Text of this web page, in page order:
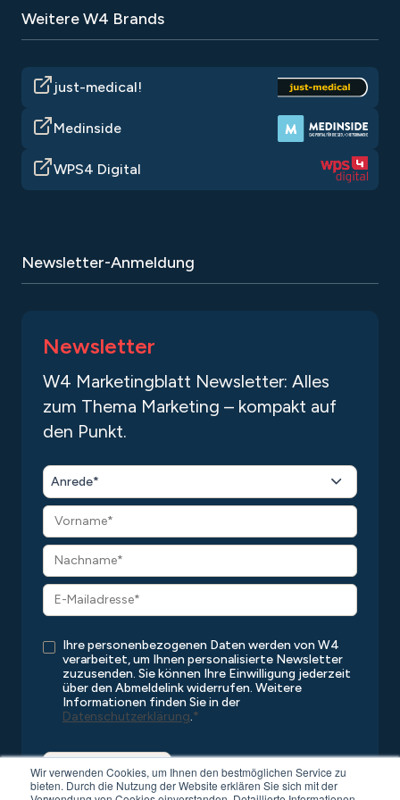
Wir verwenden Cookies, um Ihnen den bestmöglichen Service zu
bieten. Durch die Nutzung der Website erklären Sie sich mit der
Weitere W4 Brands
just-medical!
Medinside
WPS4 Digital
Newsletter-Anmeldung
Newsletter
W4 Marketingblatt Newsletter: Alles
zum Thema Marketing – kompakt auf
den Punkt.
Anrede*
Ihre personenbezogenen Daten werden von W4
verarbeitet, um Ihnen personalisierte Newsletter
zuzusenden. Sie können Ihre Einwilligung jederzeit
über den Abmeldelink widerrufen. Weitere
Informationen finden Sie in der
Datenschutzerklärung.*